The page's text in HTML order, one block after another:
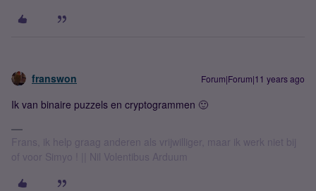
franswon Forum|Forum|11 years ago
Ik van binaire puzzels en cryptogrammen 🙂
Frans, ik help graag anderen als vrijwilliger, maar ik werk niet bij
of voor Simyo ! || Nil Volentibus Arduum